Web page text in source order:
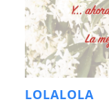
LOLALOLA